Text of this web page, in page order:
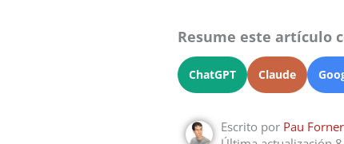
Resume este artículo
ChatGPT Claude
Escrito por Pau Forner